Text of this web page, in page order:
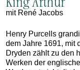
mit René Jacobs
Henry Purcells
dem Jahre 1691, mit
Dryden zählt zu den
Werken der